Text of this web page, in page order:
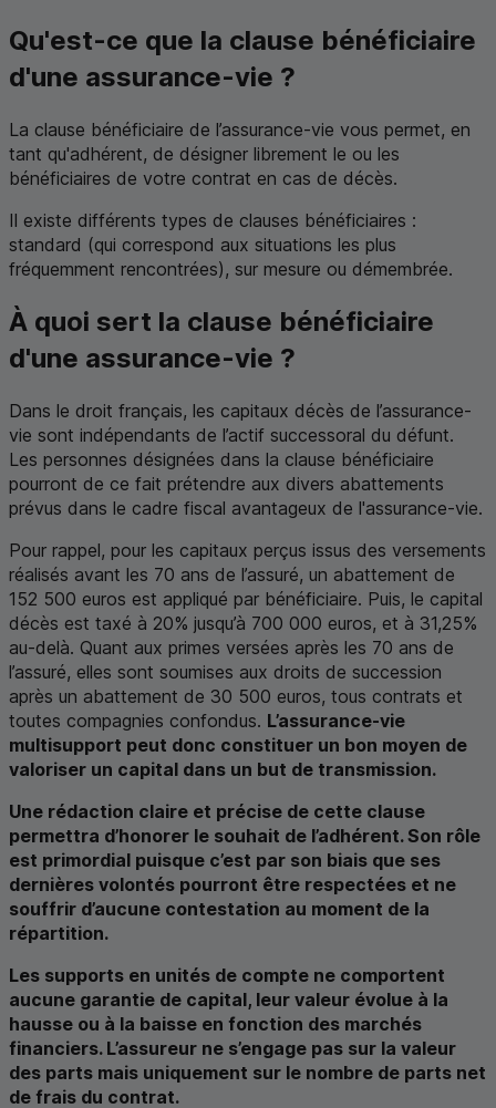
Qu'est-ce que la clause bénéficiaire
d'une assurance-vie ?
La clause bénéficiaire de l’assurance-vie vous permet, en
tant qu'adhérent, de désigner librement le ou les
bénéficiaires de votre contrat en cas de décès.
Il existe différents types de clauses bénéficiaires :
standard (qui correspond aux situations les plus
fréquemment rencontrées), sur mesure ou démembrée.
À quoi sert la clause bénéficiaire
d'une assurance-vie ?
Dans le droit français, les capitaux décès de l’assurance-
vie sont indépendants de l’actif successoral du défunt.
Les personnes désignées dans la clause bénéficiaire
pourront de ce fait prétendre aux divers abattements
prévus dans le cadre fiscal avantageux de l'assurance-vie.
Pour rappel, pour les capitaux perçus issus des versements
réalisés avant les 70 ans de l’assuré, un abattement de
152 500 euros est appliqué par bénéficiaire. Puis, le capital
décès est taxé à 20% jusqu’à 700 000 euros, et à 31,25%
au-delà. Quant aux primes versées après les 70 ans de
l’assuré, elles sont soumises aux droits de succession
après un abattement de 30 500 euros, tous contrats et
toutes compagnies confondus. L’assurance-vie
multisupport peut donc constituer un bon moyen de
valoriser un capital dans un but de transmission.
Une rédaction claire et précise de cette clause
permettra d’honorer le souhait de l’adhérent. Son rôle
est primordial puisque c’est par son biais que ses
dernières volontés pourront être respectées et ne
souffrir d’aucune contestation au moment de la
répartition.
Les supports en unités de compte ne comportent
aucune garantie de capital, leur valeur évolue à la
hausse ou à la baisse en fonction des marchés
financiers. L’assureur ne s’engage pas sur la valeur
des parts mais uniquement sur le nombre de parts net
de frais du contrat.